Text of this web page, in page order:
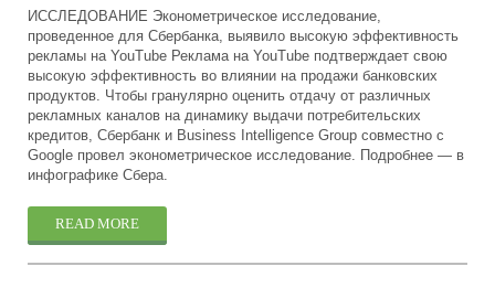
ИССЛЕДОВАНИЕ Эконометрическое исследование,
проведенное для Сбербанка, выявило высокую эффективность
рекламы на YouTube Реклама на YouTube подтверждает свою
высокую эффективность во влиянии на продажи банковских
продуктов. Чтобы гранулярно оценить отдачу от различных
рекламных каналов на динамику выдачи потребительских
кредитов, Сбербанк и Business Intelligence Group совместно с
Google провел эконометрическое исследование. Подробнее — в
инфографике Сбера.
READ MORE